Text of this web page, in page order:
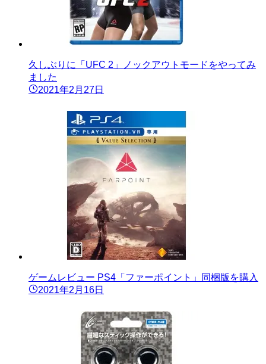
久しぶりに「UFC 2」ノックアウトモードをやってみ
ました
2021年2月27日
ゲームレビュー PS4「ファーポイント」同梱版を購入
2021年2月16日